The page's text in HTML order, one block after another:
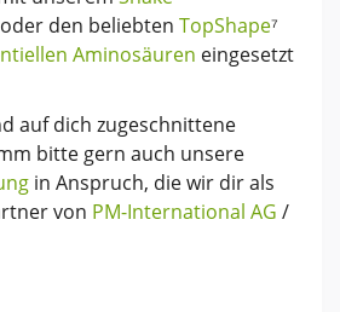
oder den beliebten TopShape⁷
Aminosäuren eingesetzt
auf dich zugeschnittene
bitte gern auch unsere
in Anspruch, die wir dir als
von PM-International AG /